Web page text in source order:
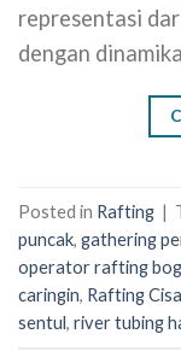
representasi
dengan
Posted in Rafting |
puncak, gathering
operator rafting
caringin, Rafting
sentul, river tubing